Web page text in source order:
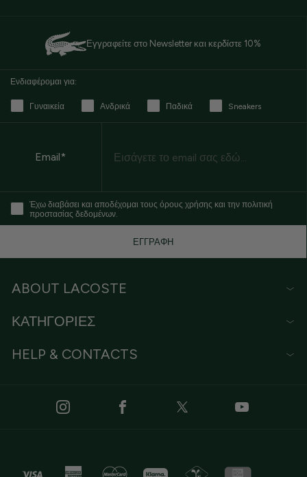
Εγγραφείτε στο Newsletter και κερδίστε 10%
Ενδιαφέρομαι για:
Γυναικεία Ανδρικά Παδικά Sneakers
Email*
Έχω διαβάσει και αποδέχομαι τους όρους χρήσης και την πολιτική
προστασίας δεδομένων.
ΕΓΓΡΑΦΗ
ABOUT LACOSTE
ΚΑΤΗΓΟΡΙΕΣ
HELP & CONTACTS